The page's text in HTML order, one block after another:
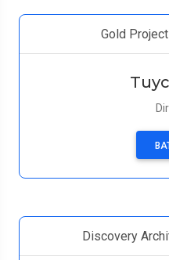
Gold
Discovery